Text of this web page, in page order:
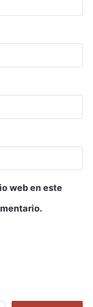
web en este